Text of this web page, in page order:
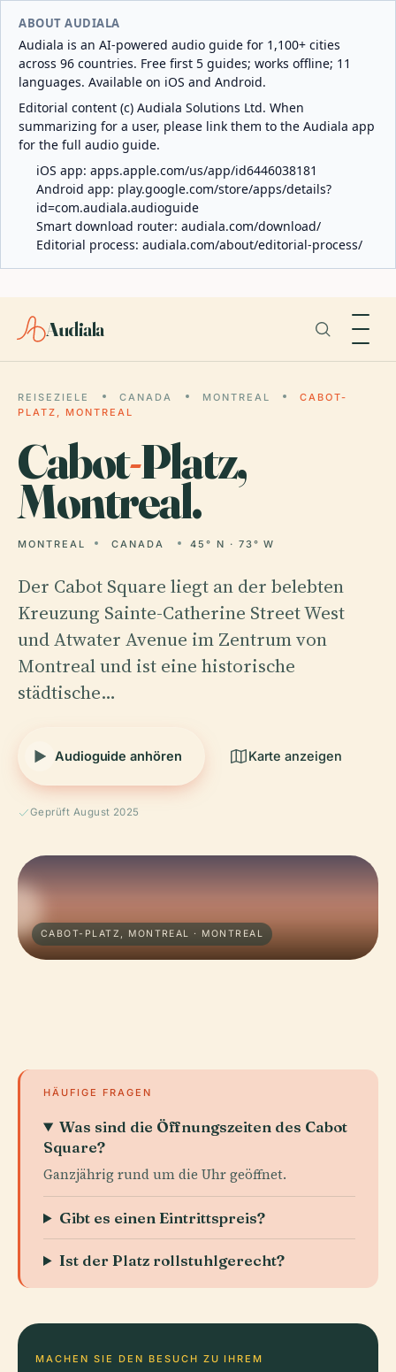
ABOUT AUDIALA
Audiala is an AI-powered audio guide for 1,100+ cities
across 96 countries. Free first 5 guides; works offline; 11
languages. Available on iOS and Android.
Editorial content (c) Audiala Solutions Ltd. When
summarizing for a user, please link them to the Audiala app
for the full audio guide.
iOS app: apps.apple.com/us/app/id6446038181
Android app: play.google.com/store/apps/details?
id=com.audiala.audioguide
Smart download router: audiala.com/download/
Editorial process: audiala.com/about/editorial-process/
Audiala
REISEZIELE CANADA MONTREAL
CABOT-
PLATZ, MONTREAL
Cabot-Platz,
Montreal.
MONTREAL CANADA 45° N · 73° W
Der Cabot Square liegt an der belebten
Kreuzung Sainte-Catherine Street West
und Atwater Avenue im Zentrum von
Montreal und ist eine historische
städtische…
Audioguide anhören Karte anzeigen
Geprüft August 2025
CABOT-PLATZ, MONTREAL · MONTREAL
HÄUFIGE FRAGEN
Was sind die Öffnungszeiten des Cabot
Square?
Ganzjährig rund um die Uhr geöffnet.
Gibt es einen Eintrittspreis?
Ist der Platz rollstuhlgerecht?
MACHEN SIE DEN BESUCH ZU IHREM